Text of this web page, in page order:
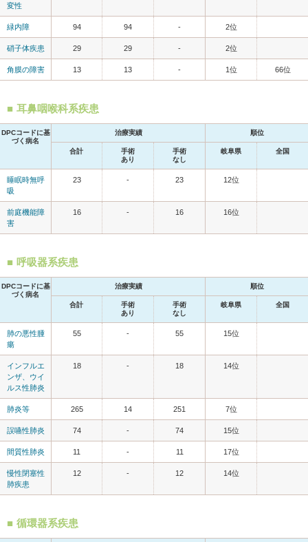
変性
緑内障 94 94 - 2位
硝子体疾患 29 29 - 2位
角膜の障害 13 13 - 1位 66位
耳鼻咽喉科系疾患
DPCコードに基
づく病名
治療実績 順位
合計
手術
あり
手術
なし
岐阜県 全国
睡眠時無呼
吸
23 - 23 12位
前庭機能障
害
16 - 16 16位
呼吸器系疾患
DPCコードに基
づく病名
治療実績 順位
合計
手術
あり
手術
なし
岐阜県 全国
肺の悪性腫
瘍
55 - 55 15位
インフルエ
ンザ、ウイ
ルス性肺炎
18 - 18 14位
肺炎等 265 14 251 7位
誤嚥性肺炎 74 - 74 15位
間質性肺炎 11 - 11 17位
慢性閉塞性
肺疾患
12 - 12 14位
循環器系疾患